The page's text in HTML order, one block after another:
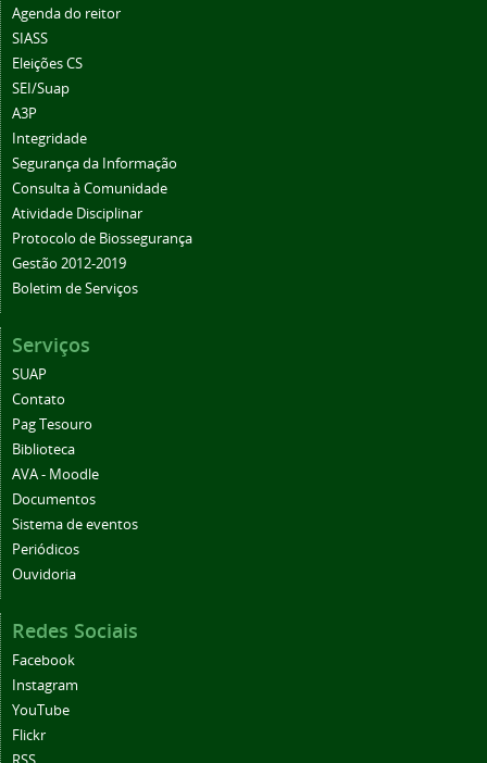
Agenda do reitor
SIASS
Eleições CS
SEI/Suap
A3P
Integridade
Segurança da Informação
Consulta à Comunidade
Atividade Disciplinar
Protocolo de Biossegurança
Gestão 2012-2019
Boletim de Serviços
Serviços
SUAP
Contato
Pag Tesouro
Biblioteca
AVA - Moodle
Documentos
Sistema de eventos
Periódicos
Ouvidoria
Redes Sociais
Facebook
Instagram
YouTube
Flickr